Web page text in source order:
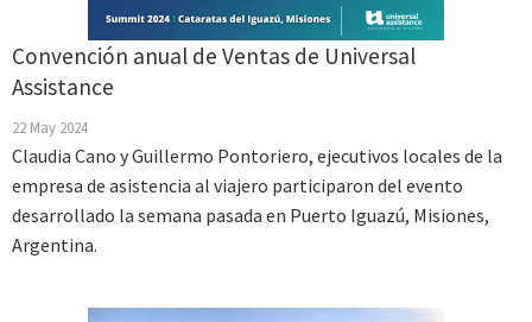
Convención anual de Ventas de Universal
Assistance
22 May 2024
Claudia Cano y Guillermo Pontoriero, ejecutivos locales de la
empresa de asistencia al viajero participaron del evento
desarrollado la semana pasada en Puerto Iguazú, Misiones,
Argentina.